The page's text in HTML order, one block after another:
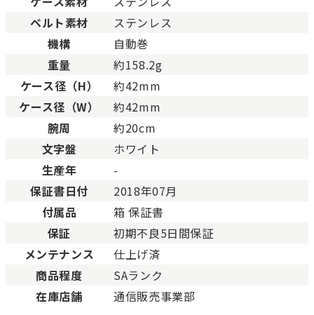
Cランク 色濃く使用感があり、傷や
ベルト素材
ステンレス
機構
自動巻
重量
約158.2g
ケース径（H）
約42mm
ケース径（W）
約42mm
腕周
約20cm
文字盤
ホワイト
生産年
-
保証書日付
2018年07月
付属品
箱 保証書
保証
初期不良5日間保証
メンテナンス
仕上げ済
商品程度
SAランク
在庫店舗
通信販売事業部